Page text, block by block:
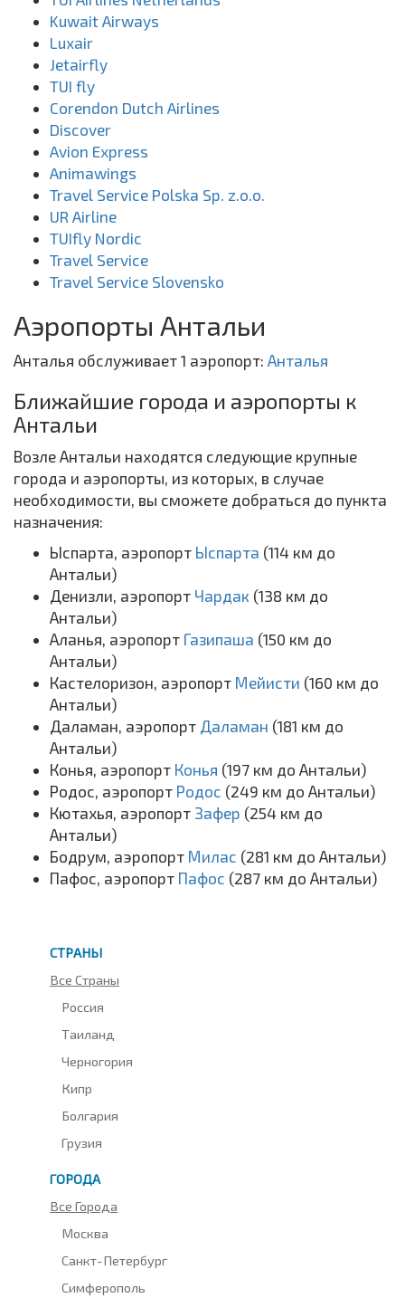
Kuwait Airways
Luxair
Jetairfly
TUI fly
Corendon Dutch Airlines
Discover
Avion Express
Animawings
Travel Service Polska Sp. z.o.o.
UR Airline
TUIfly Nordic
Travel Service
Travel Service Slovensko
Аэропорты Антальи
Анталья обслуживает 1 аэропорт: Анталья
Ближайшие города и аэропорты к
Антальи
Возле Антальи находятся следующие крупные
города и аэропорты, из которых, в случае
необходимости, вы сможете добраться до пункта
назначения:
Ыспарта, аэропорт Ыспарта (114 км до
Антальи)
Денизли, аэропорт Чардак (138 км до
Антальи)
Аланья, аэропорт Газипаша (150 км до
Антальи)
Кастелоризон, аэропорт Мейисти (160 км до
Антальи)
Даламан, аэропорт Даламан (181 км до
Антальи)
Конья, аэропорт Конья (197 км до Антальи)
Родос, аэропорт Родос (249 км до Антальи)
Кютахья, аэропорт Зафер (254 км до
Антальи)
Бодрум, аэропорт Милас (281 км до Антальи)
Пафос, аэропорт Пафос (287 км до Антальи)
СТРАНЫ
Все Страны
Россия
Таиланд
Черногория
Кипр
Болгария
Грузия
ГОРОДА
Все Города
Москва
Санкт-Петербург
Симферополь